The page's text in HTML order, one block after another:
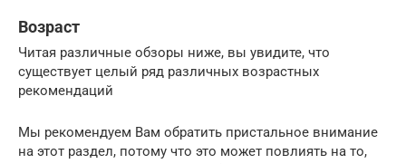
Возраст
Читая различные обзоры ниже, вы увидите, что
существует целый ряд различных возрастных
рекомендаций
Мы рекомендуем Вам обратить пристальное внимание
на этот раздел, потому что это может повлиять на то,